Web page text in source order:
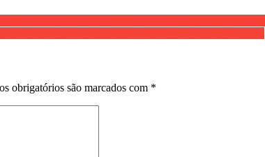
obrigatórios são marcados com *